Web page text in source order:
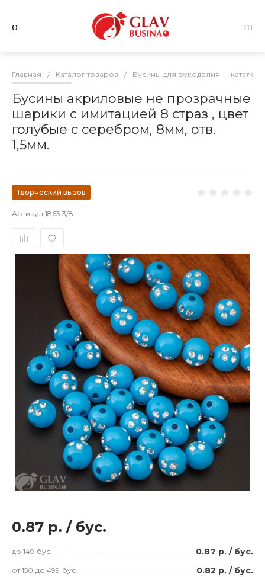
Главная / Каталог товаров / Бусины для рукоделия — каталог
Бусины акриловые не прозрачные
шарики с имитацией 8 страз , цвет
голубые с серебром, 8мм, отв.
1,5мм.
Творческий вызов
Артикул 1863.3/8
0.87 р. / бус.
до 149 бус. 0.87 р. / бус.
от 150 до 499 бус. 0.82 р. / бус.